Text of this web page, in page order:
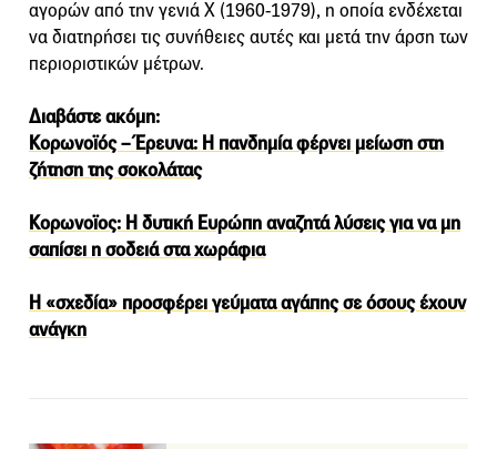
αγορών από την γενιά Χ (1960-1979), η οποία ενδέχεται
να διατηρήσει τις συνήθειες αυτές και μετά την άρση των
περιοριστικών μέτρων.
Διαβάστε ακόμη:
Κορωνοϊός – Έρευνα: Η πανδημία φέρνει μείωση στη
ζήτηση της σοκολάτας
Κορωνοϊος: Η δυτική Ευρώπη αναζητά λύσεις για να μη
σαπίσει η σοδειά στα χωράφια
Η «σχεδία» προσφέρει γεύματα αγάπης σε όσους έχουν
ανάγκη